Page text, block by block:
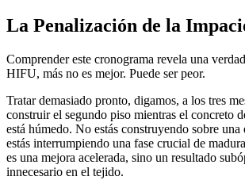
La Penalización de la
Comprender este cronograma revela una
HIFU, más no es mejor. Puede ser peor.
Tratar demasiado pronto, digamos, a los tres
construir el segundo piso mientras el concreto
está húmedo. No estás construyendo sobre una
estás interrumpiendo una fase crucial de
es una mejora acelerada, sino un resultado
innecesario en el tejido.